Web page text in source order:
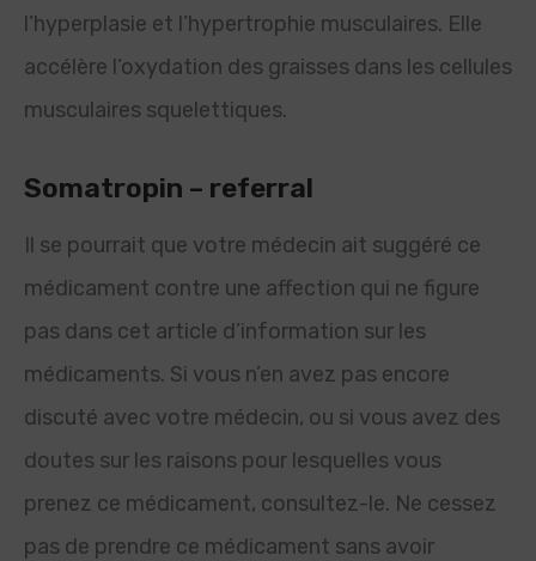
l’hyperplasie et l’hypertrophie musculaires. Elle
accélère l’oxydation des graisses dans les cellules
musculaires squelettiques.
Somatropin – referral
Il se pourrait que votre médecin ait suggéré ce
médicament contre une affection qui ne figure
pas dans cet article d’information sur les
médicaments. Si vous n’en avez pas encore
discuté avec votre médecin, ou si vous avez des
doutes sur les raisons pour lesquelles vous
prenez ce médicament, consultez-le. Ne cessez
pas de prendre ce médicament sans avoir